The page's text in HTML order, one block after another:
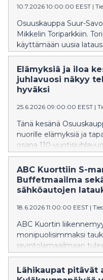
10.7.2026 10:00:00 EEST |
Osuuskauppa Suur-
Mikkelin Toriparkkiin.
käyttämään uusia
​​Elämyksiä ja iloa
juhlavuosi näkyy
hyväksi​
25.6.2026 09:00:00 EEST |
Tänä kesänä
nuorille elämyksiä ja
osana 110-
alueen lapsille ja
liikkumista, uusien
tekemisen iloa.
ABC Kuorttiin S-
Buffetmaailma
sähköautojen
18.6.2026 11:00:00 EEST |
ABC Kuortin
monipuolisimmaksi
ravintolamaailmaan
syömisen
Osuuskauppa Suur-
ABC:n Sale-myymälän
​​Lähikaupat pitävät